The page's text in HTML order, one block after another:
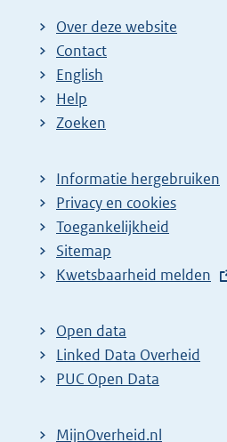
Over deze website
Contact
English
Help
Zoeken
Informatie hergebruiken
Privacy en cookies
Toegankelijkheid
Sitemap
E
t
e
r
Kwetsbaarheid melden
Open data
Linked Data Overheid
PUC Open Data
MijnOverheid.nl